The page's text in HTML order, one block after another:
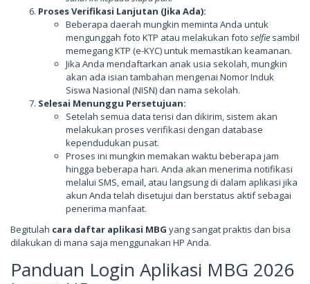
Proses Verifikasi Lanjutan (Jika Ada):
Beberapa daerah mungkin meminta Anda untuk
mengunggah foto KTP atau melakukan foto selfie sambil
memegang KTP (e-KYC) untuk memastikan keamanan.
Jika Anda mendaftarkan anak usia sekolah, mungkin
akan ada isian tambahan mengenai Nomor Induk
Siswa Nasional (NISN) dan nama sekolah.
Selesai Menunggu Persetujuan:
Setelah semua data terisi dan dikirim, sistem akan
melakukan proses verifikasi dengan database
kependudukan pusat.
Proses ini mungkin memakan waktu beberapa jam
hingga beberapa hari. Anda akan menerima notifikasi
melalui SMS, email, atau langsung di dalam aplikasi jika
akun Anda telah disetujui dan berstatus aktif sebagai
penerima manfaat.
Begitulah cara daftar aplikasi MBG yang sangat praktis dan bisa
dilakukan di mana saja menggunakan HP Anda.
Panduan Login Aplikasi MBG 2026